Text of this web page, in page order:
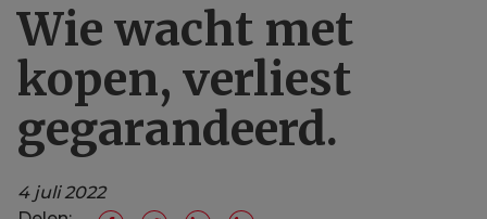
Wie wacht met
kopen, verliest
gegarandeerd.
4 juli 2022